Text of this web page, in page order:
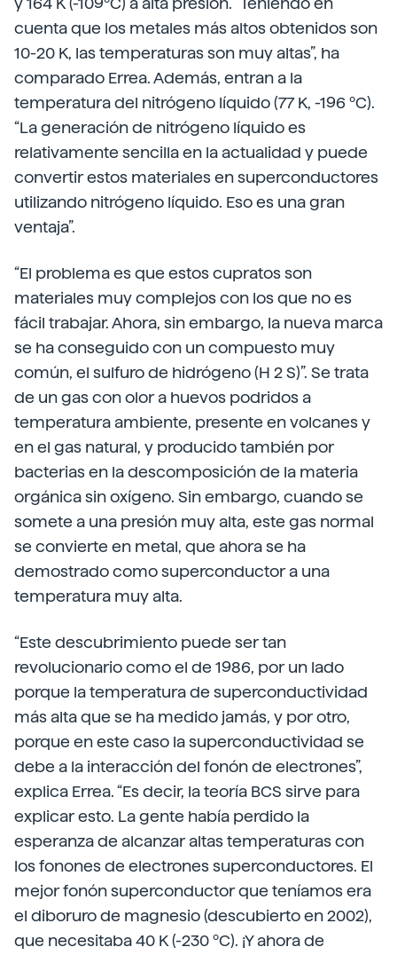
cuenta que los metales más altos obtenidos son
10-20 K, las temperaturas son muy altas”, ha
comparado Errea. Además, entran a la
temperatura del nitrógeno líquido (77 K, -196 ºC).
“La generación de nitrógeno líquido es
relativamente sencilla en la actualidad y puede
convertir estos materiales en superconductores
utilizando nitrógeno líquido. Eso es una gran
ventaja”.
“El problema es que estos cupratos son
materiales muy complejos con los que no es
fácil trabajar. Ahora, sin embargo, la nueva marca
se ha conseguido con un compuesto muy
común, el sulfuro de hidrógeno (H 2 S)”. Se trata
de un gas con olor a huevos podridos a
temperatura ambiente, presente en volcanes y
en el gas natural, y producido también por
bacterias en la descomposición de la materia
orgánica sin oxígeno. Sin embargo, cuando se
somete a una presión muy alta, este gas normal
se convierte en metal, que ahora se ha
demostrado como superconductor a una
temperatura muy alta.
“Este descubrimiento puede ser tan
revolucionario como el de 1986, por un lado
porque la temperatura de superconductividad
más alta que se ha medido jamás, y por otro,
porque en este caso la superconductividad se
debe a la interacción del fonón de electrones”,
explica Errea. “Es decir, la teoría BCS sirve para
explicar esto. La gente había perdido la
esperanza de alcanzar altas temperaturas con
los fonones de electrones superconductores. El
mejor fonón superconductor que teníamos era
el diboruro de magnesio (descubierto en 2002),
que necesitaba 40 K (-230 ºC). ¡Y ahora de